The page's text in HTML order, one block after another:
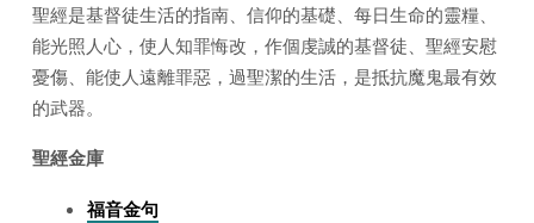
西
九
浸
信
會
聖經是基督徒生活的指南、信仰的基礎、每日生命的靈糧、
能光照人心，使人知罪悔改，作個虔誠的基督徒、聖經安慰
憂傷、能使人遠離罪惡，過聖潔的生活，是抵抗魔鬼最有效
的武器。
聖經金庫
福音金句